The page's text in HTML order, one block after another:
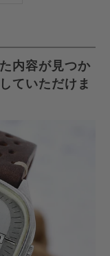
ル
を
友
送
っ
て
く
だ
さ
い。
内容が見つか
ていただけま